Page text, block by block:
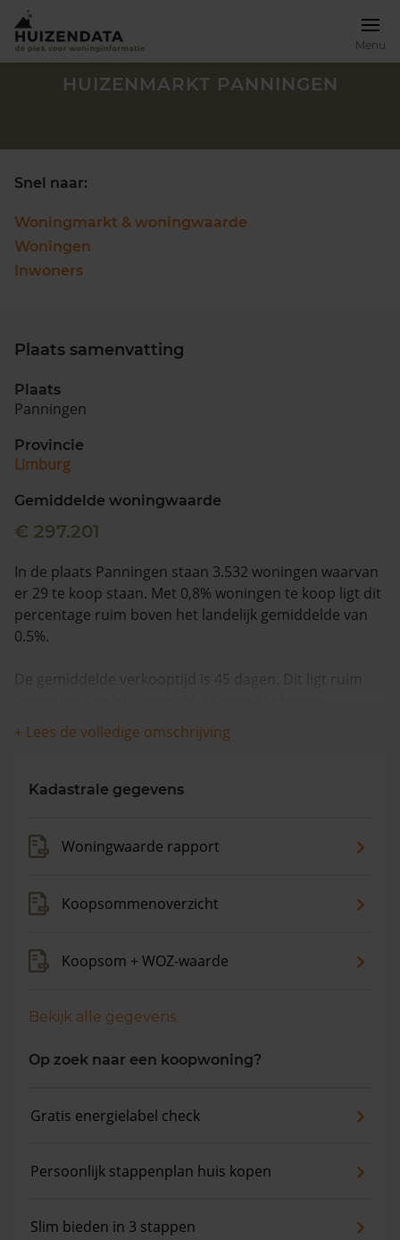
Menu
Zoek een woning
088 220 4200
Maandag t/m vrijdag - 08:00 -18:00
HUIZENMARKT PANNINGEN
Snel naar:
Woningmarkt & woningwaarde
Woningen
Inwoners
Plaats samenvatting
Plaats
Panningen
Provincie
Limburg
Gemiddelde woningwaarde
€ 297.201
In de plaats Panningen staan 3.532 woningen waarvan
er 29 te koop staan. Met 0,8% woningen te koop ligt dit
percentage ruim boven het landelijk gemiddelde van
0.5%.
De gemiddelde verkooptijd is 45 dagen. Dit ligt ruim
Wanneer we naar de laatste 12 maanden kijken
verkocht. De gemiddelde huizenprijs is €462.350. De
gestegen.
+ Lees de volledige omschrijving
Kadastrale gegevens
Woningwaarde rapport
Koopsommenoverzicht
Koopsom + WOZ-waarde
Bekijk alle gegevens
Op zoek naar een koopwoning?
Gratis energielabel check
Persoonlijk stappenplan huis kopen
Slim bieden in 3 stappen